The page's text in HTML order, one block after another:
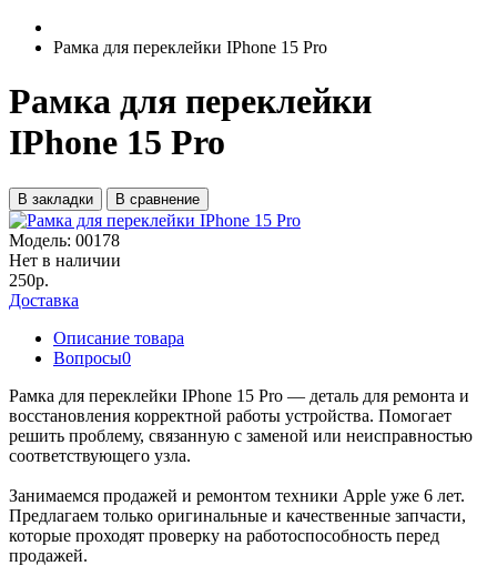
Рамка для переклейки IPhone 15 Pro
Рамка для переклейки
IPhone 15 Pro
В закладки В сравнение
Модель: 00178
Нет в наличии
250р.
Доставка
Описание товара
Вопросы0
Рамка для переклейки IPhone 15 Pro — деталь для ремонта и
восстановления корректной работы устройства. Помогает
решить проблему, связанную с заменой или неисправностью
соответствующего узла.
Занимаемся продажей и ремонтом техники Apple уже 6 лет.
Предлагаем только оригинальные и качественные запчасти,
которые проходят проверку на работоспособность перед
продажей.